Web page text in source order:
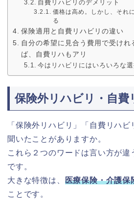
自費リハビリのデメリット
価格は高め。しかし、それ
る
保険適用と自費リハビリの違い
自分の希望に見合う費用で受けれ
ば、自費リハもアリ
今はリハビリにはいろいろな
保険外リハビリ・自費
「保険外リハビリ」「自費リハ
聞いたことがありますか。
これら２つのワードは言い方が違
です。
大きな特徴は、 医療保険・介護保
ことです。